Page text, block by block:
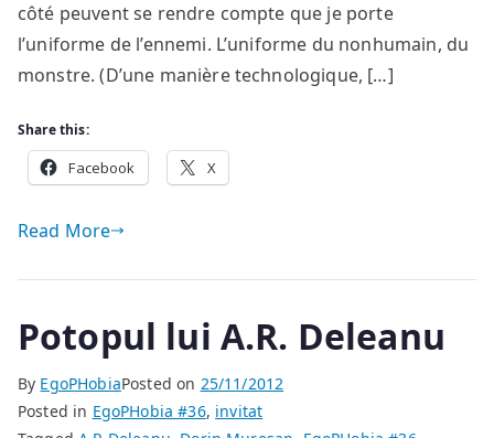
côté peuvent se rendre compte que je porte
l’uniforme de l’ennemi. L’uniforme du nonhumain, du
monstre. (D’une manière technologique, […]
Share this:
Facebook X
Read More
Potopul lui A.R. Deleanu
By EgoPHobiaPosted on 25/11/2012
Posted in EgoPHobia #36, invitat